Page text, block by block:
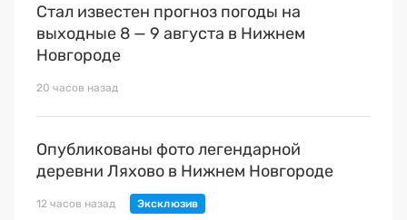
Стал известен прогноз погоды на
выходные 8 — 9 августа в Нижнем
Новгороде
20 часов назад
Опубликованы фото легендарной
деревни Ляхово в Нижнем Новгороде
12 часов назад